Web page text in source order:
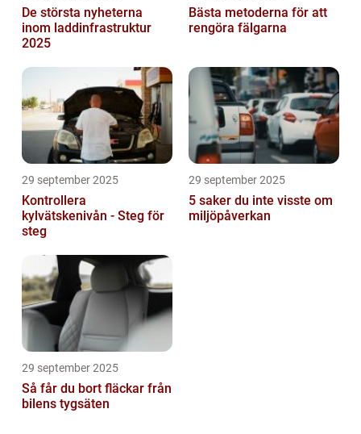
De största nyheterna
inom laddinfrastruktur
2025
Bästa metoderna för att
rengöra fälgarna
29 september 2025
Kontrollera
kylvätskenivån - Steg för
steg
29 september 2025
5 saker du inte visste om
miljöpåverkan
29 september 2025
Så får du bort fläckar från
bilens tygsäten